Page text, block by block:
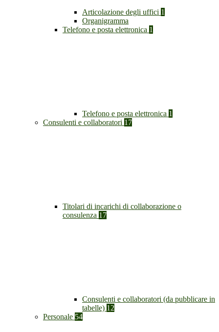
Articolazione degli uffici 1
Organigramma
Telefono e posta elettronica 1
Telefono e posta elettronica 1
Consulenti e collaboratori 17
Titolari di incarichi di collaborazione o
consulenza 17
Consulenti e collaboratori (da pubblicare in
tabelle) 12
Personale 54